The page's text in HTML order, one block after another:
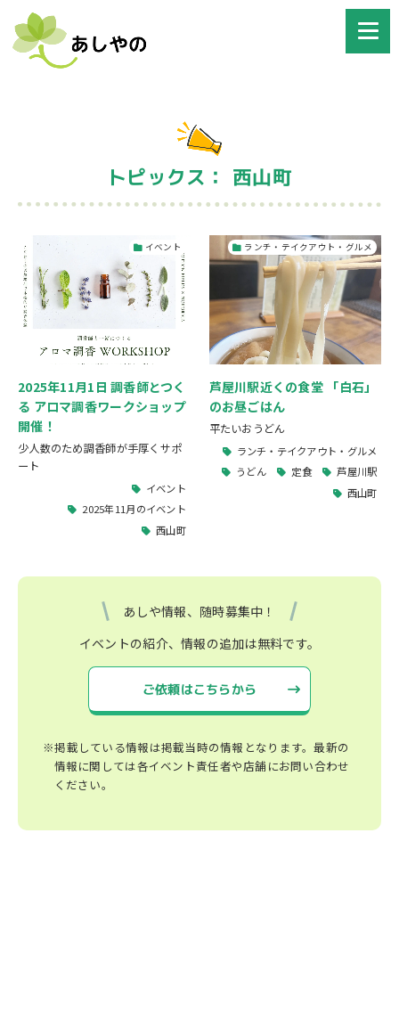
トピックス： 西山町
イベント
2025年11月1日 調香師とつく
る アロマ調香ワークショップ
開催！
少人数のため調香師が手厚くサポ
ート
イベント
2025年11月のイベント
西山町
ランチ・テイクアウト・グルメ
芦屋川駅近くの食堂 「白石」
のお昼ごはん
平たいおうどん
ランチ・テイクアウト・グルメ
うどん
定食
芦屋川駅
西山町
あしや情報、随時募集中！
イベントの紹介、情報の追加は無料です。
ご依頼はこちらから
※掲載している情報は掲載当時の情報となります。最新の
情報に関しては各イベント責任者や店舗にお問い合わせ
ください。